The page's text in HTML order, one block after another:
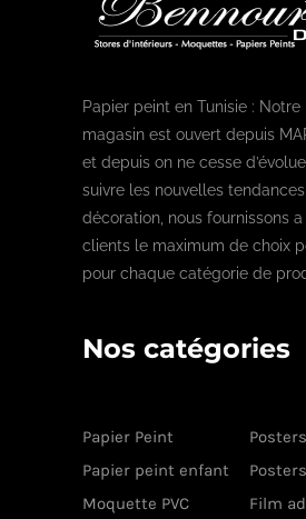
Papier peint en Tunisie : Notre
magasin est ouvert depuis
et depuis on ne cesse
suivre les nouvelles
décoration, nous fournissons a
clients le maximum de choix
pour chaque catégorie de
Nos catégories
Papier Peint
Papier peint enfant
Moquette PVC
Film